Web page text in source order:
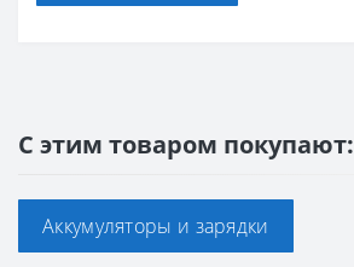
С этим товаром покупают:
Аккумуляторы и зарядки